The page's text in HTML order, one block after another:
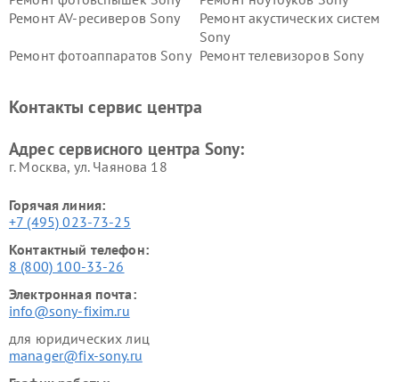
Ремонт AV-ресиверов Sony
Ремонт акустических систем
Sony
Ремонт фотоаппаратов Sony Ремонт телевизоров Sony
Контакты сервис центра
Адрес сервисного центра Sony:
г. Москва, ул. Чаянова 18
Горячая линия:
+7 (495) 023-73-25
Контактный телефон:
8 (800) 100-33-26
Электронная почта:
info@sony-fixim.ru
для юридических лиц
manager@fix-sony.ru